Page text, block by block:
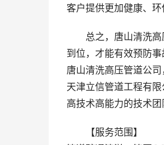
客户提供更加健康、环
总之，唐山清洗
到位，才能有效预防
唐山清洗高压管道公
天津立信管道工程有
高技术高能力的技术
【服务范围】